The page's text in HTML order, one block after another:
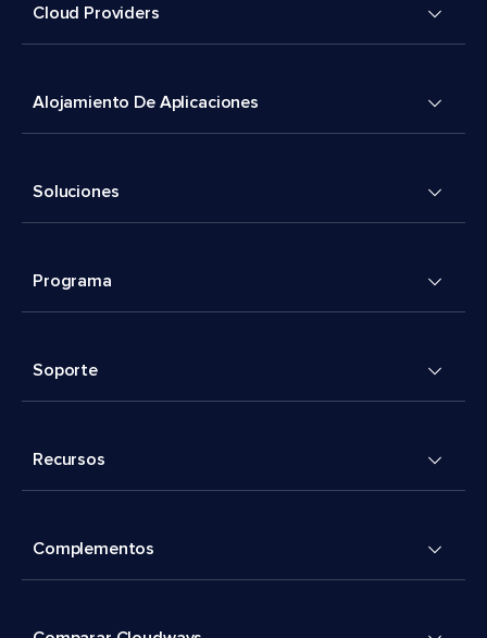
Cloud Providers
Alojamiento De Aplicaciones
Soluciones
Programa
Soporte
Recursos
Complementos